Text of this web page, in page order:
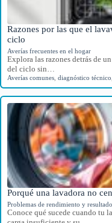
Razones por las que el
ciclo
Averías frecuentes en el hogar
Explora las razones detrás de
del ciclo sin…
Averías comunes diagnóstico técnico
Porqué una lavadora no
Problemas de rendimiento y
Conoce qué sucede cuando tu